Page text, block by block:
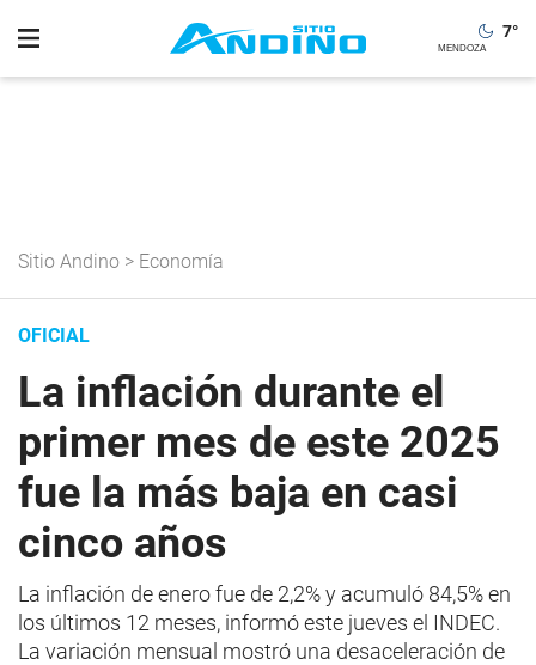
7°
Sitio Andino > Economía
OFICIAL
La inflación durante el
primer mes de este 2025
fue la más baja en casi
cinco años
La inflación de enero fue de 2,2% y acumuló 84,5% en
los últimos 12 meses, informó este jueves el INDEC.
La variación mensual mostró una desaceleración de